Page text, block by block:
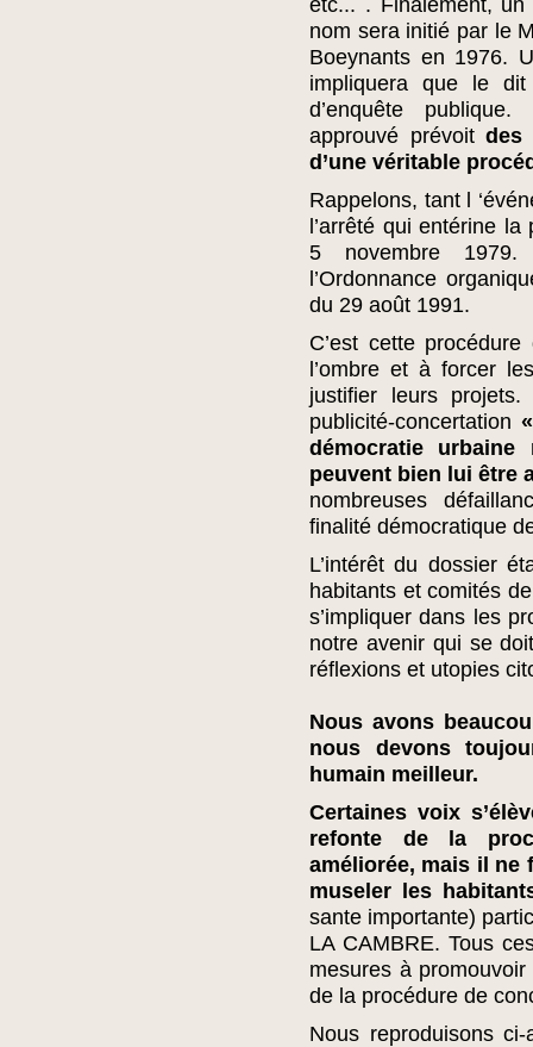
etc... . Finalement,
nom sera initié par le
Boeynants en 1976.
impliquera que le
d’enquête
approuvé prévoitdes
d’une véritable
Rappelons, tant l
l’arrêté qui entérine
5 novembre
l’Ordonnance
du 29 août 1991.
C’est cette
l’ombre et à forcer
justifier leurs
publicité-concertation
démocratie
peuvent bien lui être
nombreuses
finalité démocratique
L’intérêt du dossier
habitants et comités
s’impliquer dans les
notre avenir qui se
réflexions et utopies
Nous avons
nous devons
humain meilleur.
Certaines voix
refonte de la
améliorée, mais il ne
museler les
sante importante)
LA CAMBRE. Tous
mesures à
de la procédure de
Nous reproduisons